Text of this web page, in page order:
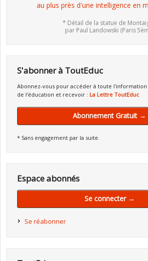
au plus près d'une intelligence en
* Détail de la statue de
par Paul Landowski (Paris
S'abonner à ToutEduc
Abonnez-vous pour accéder à toute
de l'éducation et recevoir : La Lettre ToutEduc
Abonnement Gratuit →
* Sans engagement par la suite.
Espace abonnés
Se connecter →
Se réabonner